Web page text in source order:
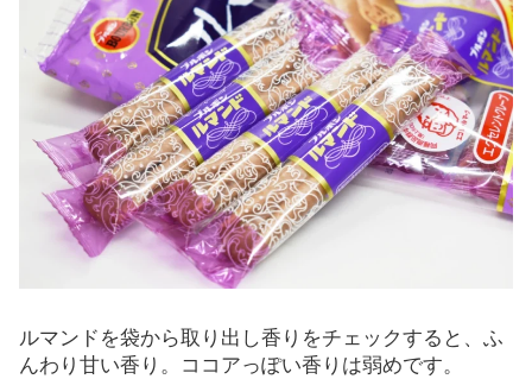
ルマンドを袋から取り出し香りをチェックすると、ふ
んわり甘い香り。ココアっぽい香りは弱めです。